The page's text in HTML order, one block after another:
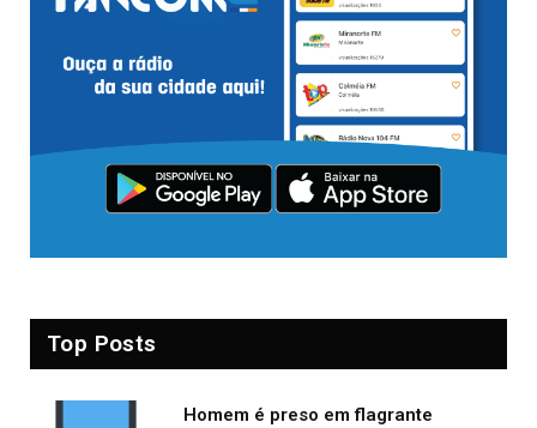
Top Posts
Homem é preso em flagrante